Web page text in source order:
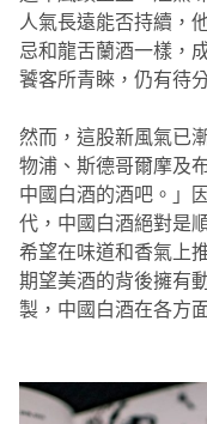
人氣長遠能否持續，
忌和龍舌蘭酒一樣，
饕客所青睞，仍有待
然而，這股新風氣已
物浦、斯德哥爾摩及
中國白酒的酒吧。」
代，中國白酒絕對是
希望在味道和香氣上
期望美酒的背後擁有
製，中國白酒在各方